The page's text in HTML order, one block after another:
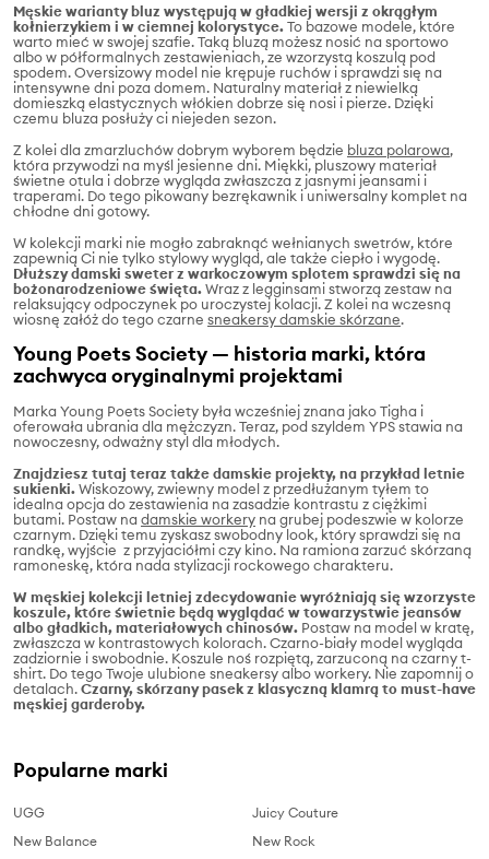
Męskie warianty bluz występują w gładkiej wersji z okrągłym
kołnierzykiem i w ciemnej kolorystyce.To bazowe modele, które
warto mieć w swojej szafie. Taką bluzą możesz nosić na sportowo
albo w półformalnych zestawieniach, ze wzorzystą koszulą pod
spodem. Oversizowy model nie krępuje ruchów i sprawdzi się na
intensywne dni poza domem. Naturalny materiał z niewielką
domieszką elastycznych włókien dobrze się nosi i pierze. Dzięki
czemu bluza posłuży ci niejeden sezon.
Z kolei dla zmarzluchów dobrym wyborem będzie bluza polarowa,
która przywodzi na myśl jesienne dni. Miękki, pluszowy materiał
świetne otula i dobrze wygląda zwłaszcza z jasnymi jeansami i
traperami. Do tego pikowany bezrękawnik i uniwersalny komplet na
chłodne dni gotowy.
W kolekcji marki nie mogło zabraknąć wełnianych swetrów, które
zapewnią Ci nie tylko stylowy wygląd, ale także ciepło i wygodę.
Dłuższy damski sweter z warkoczowym splotem sprawdzi się na
bożonarodzeniowe święta.Wraz z legginsami stworzą zestaw na
relaksujący odpoczynek po uroczystej kolacji. Z kolei na wczesną
wiosnę załóż do tego czarne sneakersy damskie skórzane.
Young Poets Society — historia marki, która
zachwyca oryginalnymi projektami
Marka Young Poets Society była wcześniej znana jako Tigha i
oferowała ubrania dla mężczyzn. Teraz, pod szyldem YPS stawia na
nowoczesny, odważny styl dla młodych.
Znajdziesz tutaj teraz także damskie projekty, na przykład letnie
sukienki.Wiskozowy, zwiewny model z przedłużanym tyłem to
idealna opcja do zestawienia na zasadzie kontrastu z ciężkimi
butami. Postaw nadamskie workery na grubej podeszwie w kolorze
czarnym. Dzięki temu zyskasz swobodny look, który sprawdzi się na
randkę, wyjście z przyjaciółmi czy kino. Na ramiona zarzuć skórzaną
ramoneskę, która nada stylizacji rockowego charakteru.
W męskiej kolekcji letniej zdecydowanie wyróżniają się wzorzyste
koszule, które świetnie będą wyglądać w towarzystwie jeansów
albo gładkich, materiałowych chinosów. Postaw na model w kratę,
zwłaszcza w kontrastowych kolorach. Czarno-biały model wygląda
zadziornie i swobodnie. Koszule noś rozpiętą, zarzuconą na czarny t-
shirt. Do tego Twoje ulubione sneakersy albo workery. Nie zapomnij o
detalach.Czarny, skórzany pasek z klasyczną klamrą to must-have
męskiej garderoby.
Popularne marki
UGG
New Balance
Juicy Couture
New Rock